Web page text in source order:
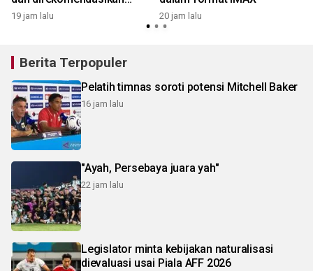
Kemenko PMK
19 jam lalu 20 jam lalu
Berita Terpopuler
Pelatih timnas soroti potensi Mitchell Baker
16 jam lalu
"Ayah, Persebaya juara yah"
22 jam lalu
Legislator minta kebijakan naturalisasi
dievaluasi usai Piala AFF 2026